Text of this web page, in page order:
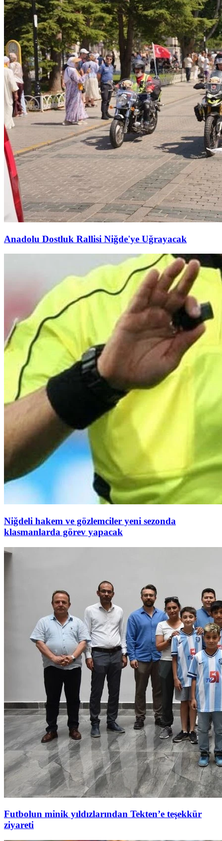
Anadolu Dostluk Rallisi Niğde'ye Uğrayacak
Niğdeli hakem ve gözlemciler yeni sezonda
klasmanlarda görev yapacak
Futbolun minik yıldızlarından Tekten’e teşekkür
ziyareti